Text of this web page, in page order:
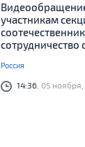
участникам
сотрудничество
Россия
14:36 , 05